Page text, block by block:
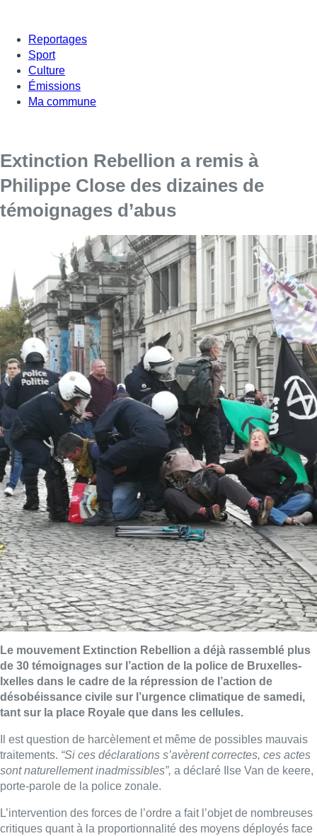
Reportages
Sport
Culture
Émissions
Ma commune
Extinction Rebellion a remis à
Philippe Close des dizaines de
témoignages d’abus
Le mouvement Extinction Rebellion a déjà rassemblé plus
de 30 témoignages sur l’action de la police de Bruxelles-
Ixelles dans le cadre de la répression de l’action de
désobéissance civile sur l’urgence climatique de samedi,
tant sur la place Royale que dans les cellules.
Il est question de harcèlement et même de possibles mauvais
traitements. “Si ces déclarations s’avèrent correctes, ces actes
sont naturellement inadmissibles”, a déclaré Ilse Van de keere,
porte-parole de la police zonale.
L’intervention des forces de l’ordre a fait l’objet de nombreuses
critiques quant à la proportionnalité des moyens déployés face